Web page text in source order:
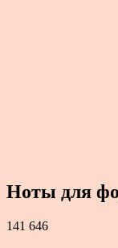
Ноты для
141 646